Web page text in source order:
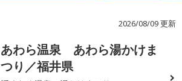
2026/08/09 更新
あわら温泉 あわら湯かけま
つり／福井県